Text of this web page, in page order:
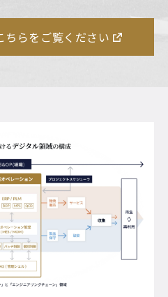
ちらをご覧ください